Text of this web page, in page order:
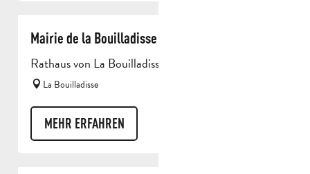
Mairie de la Bouilladisse
Rathaus von La Bouilladisse
La Bouilladisse
MEHR ERFAHREN